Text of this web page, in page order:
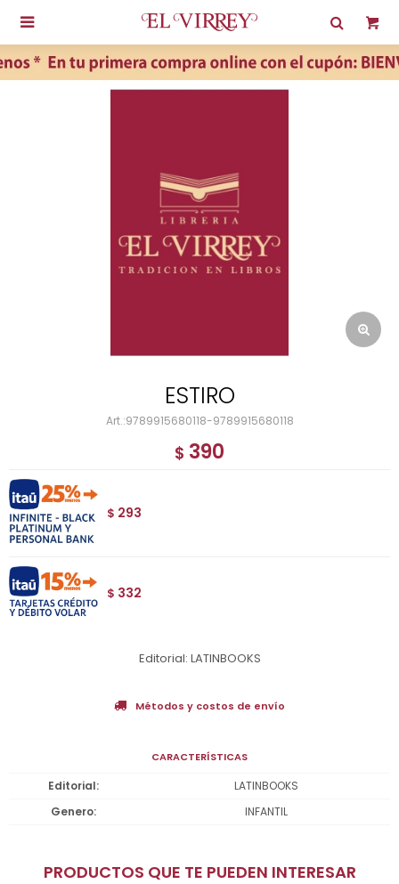

ESTIRO
9789915680118-9789915680118
$ 390
$ 293
$ 332
Editorial: LATINBOOKS
Métodos y costos de envío
CARACTERÍSTICAS
Editorial
LATINBOOKS
Genero
INFANTIL
PRODUCTOS QUE TE PUEDEN INTERESAR